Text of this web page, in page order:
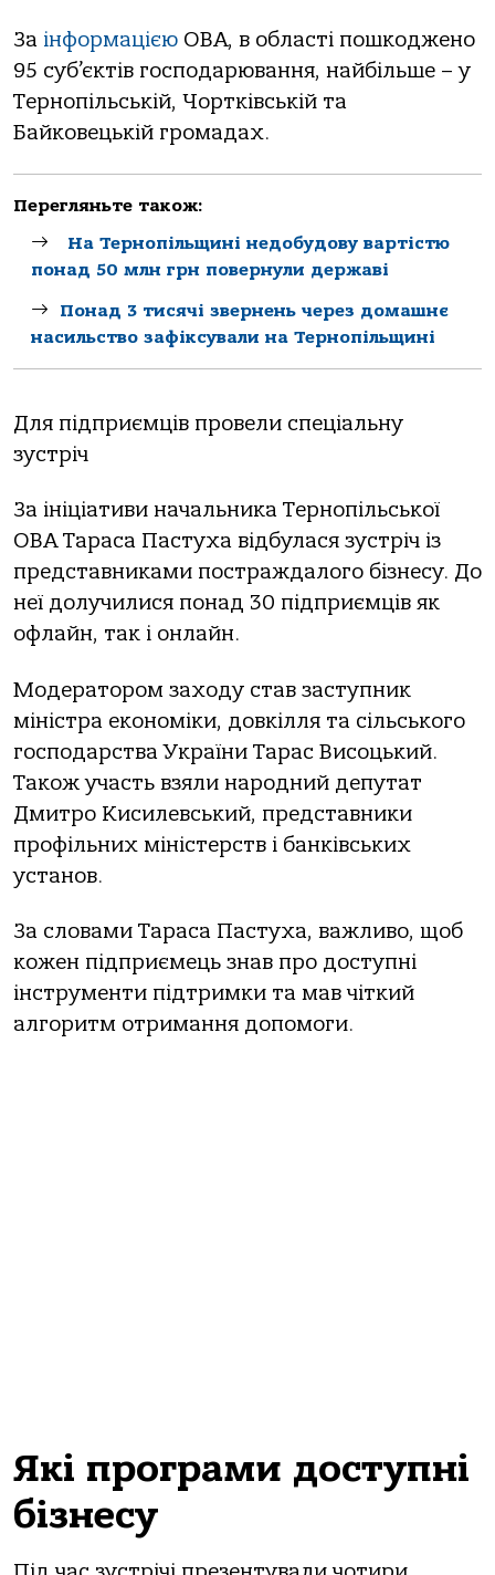
За інформацією ОВА, в області пошкоджено
95 суб’єктів господарювання, найбільше – у
Тернопільській, Чортківській та
Байковецькій громадах.
Перегляньте також:
На Тернопільщині недобудову вартістю
понад 50 млн грн повернули державі
Понад 3 тисячі звернень через домашнє
насильство зафіксували на Тернопільщині
Для підприємців провели спеціальну
зустріч
За ініціативи начальника Тернопільської
ОВА Тараса Пастуха відбулася зустріч із
представниками постраждалого бізнесу. До
неї долучилися понад 30 підприємців як
офлайн, так і онлайн.
Модератором заходу став заступник
міністра економіки, довкілля та сільського
господарства України Тарас Висоцький.
Також участь взяли народний депутат
Дмитро Кисилевський, представники
профільних міністерств і банківських
установ.
За словами Тараса Пастуха, важливо, щоб
кожен підприємець знав про доступні
інструменти підтримки та мав чіткий
алгоритм отримання допомоги.
Які програми доступні
бізнесу